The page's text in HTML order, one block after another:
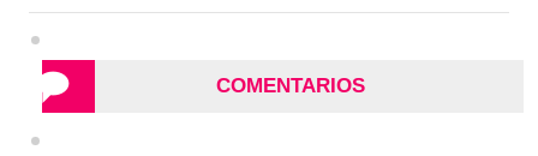
COMENTARIOS